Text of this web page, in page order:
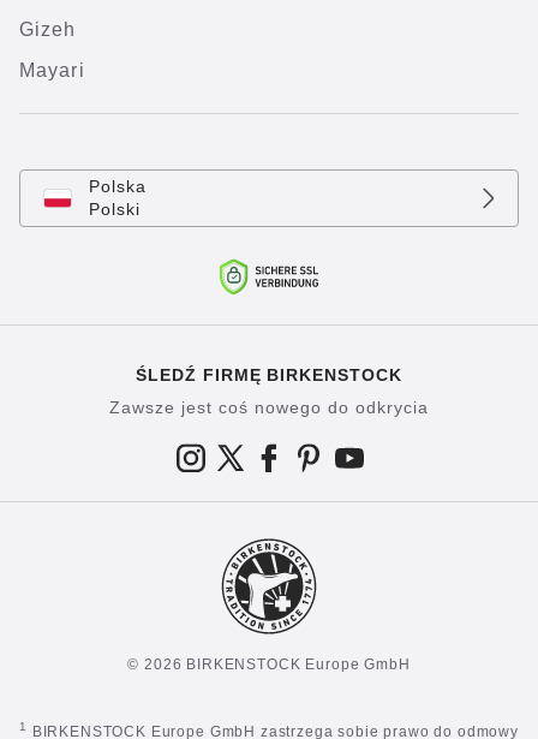
Gizeh
Mayari
Polska
Polski
ŚLEDŹ FIRMĘ BIRKENSTOCK
Zawsze jest coś nowego do odkrycia
© 2026 BIRKENSTOCK Europe GmbH
1 BIRKENSTOCK Europe GmbH zastrzega sobie prawo do odmowy